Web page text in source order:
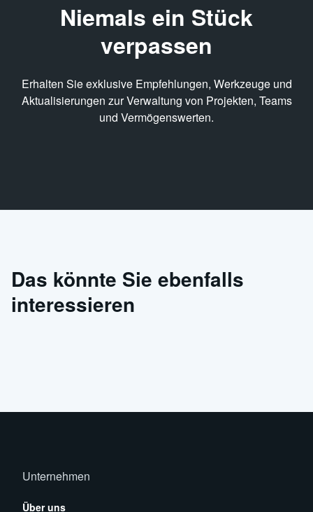
Niemals ein Stück
verpassen
Erhalten Sie exklusive Empfehlungen, Werkzeuge und
Aktualisierungen zur Verwaltung von Projekten, Teams
und Vermögenswerten.
Das könnte Sie ebenfalls
interessieren
Unternehmen
Über uns